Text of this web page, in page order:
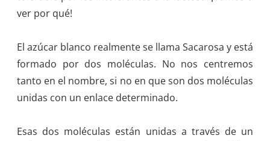
ver por qué!
El azúcar blanco realmente se llama Sacarosa y está
formado por dos moléculas. No nos centremos
tanto en el nombre, si no en que son dos moléculas
unidas con un enlace determinado.
Esas dos moléculas están unidas a través de un